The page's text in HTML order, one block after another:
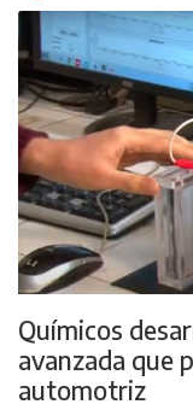
Químicos
avanzada que
automotriz